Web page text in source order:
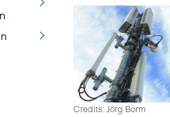
Credits: Jörg Borm